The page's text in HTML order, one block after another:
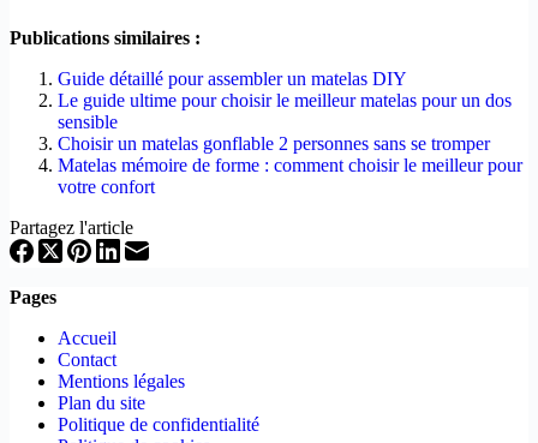
Publications similaires :
Guide détaillé pour assembler un matelas DIY
Le guide ultime pour choisir le meilleur matelas pour un dos
sensible
Choisir un matelas gonflable 2 personnes sans se tromper
Matelas mémoire de forme : comment choisir le meilleur pour
votre confort
Partagez l'article
Pages
Accueil
Contact
Mentions légales
Plan du site
Politique de confidentialité